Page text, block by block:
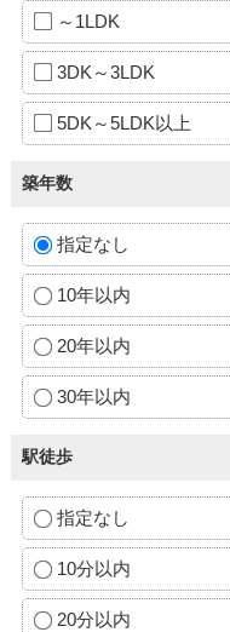
～1LDK
3DK～3LDK
5DK～5LDK以上
築年数
指定なし
10年以内
20年以内
30年以内
駅徒歩
指定なし
10分以内
20分以内